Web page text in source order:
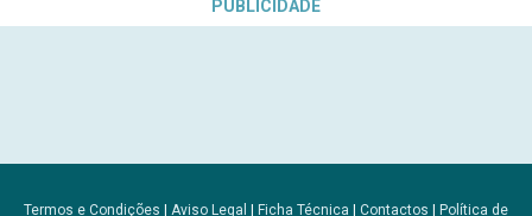
PUBLICIDADE
Termos e Condições Aviso Legal Ficha Técnica Contactos
Política de